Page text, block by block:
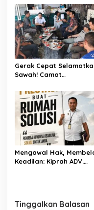
Pertemuan Darurat
Adat Gowa
Gerak Cepat
Sawah! Camat
Kementerian Bahas
Debit Air Irigasi Watang
Sawitto Menulis
Mengawal Hak,
Keadilan: Kiprah ADV.
Tinggalkan Balasan